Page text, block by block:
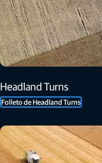
Headland Turns
Folleto de Headland Turns